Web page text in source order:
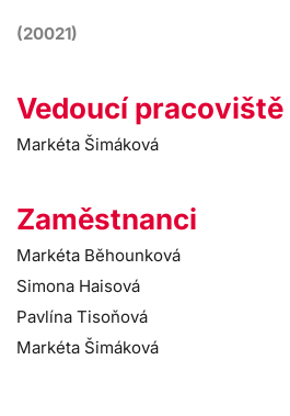
(20021)
Vedoucí pracoviště
Markéta Šimáková
Zaměstnanci
Markéta Běhounková
Simona Haisová
Pavlína Tisoňová
Markéta Šimáková